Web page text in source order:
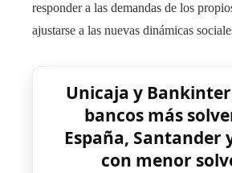
responder a las demandas de los
ajustarse a las nuevas dinámicas
Unicaja y
bancos más
España, Santander
con menor